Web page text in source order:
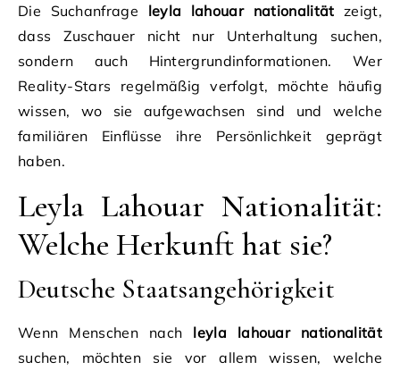
Die Suchanfrage leyla lahouar nationalität zeigt,
dass Zuschauer nicht nur Unterhaltung suchen,
sondern auch Hintergrundinformationen. Wer
Reality-Stars regelmäßig verfolgt, möchte häufig
wissen, wo sie aufgewachsen sind und welche
familiären Einflüsse ihre Persönlichkeit geprägt
haben.
Leyla Lahouar Nationalität:
Welche Herkunft hat sie?
Deutsche Staatsangehörigkeit
Wenn Menschen nach leyla lahouar nationalität
suchen, möchten sie vor allem wissen, welche